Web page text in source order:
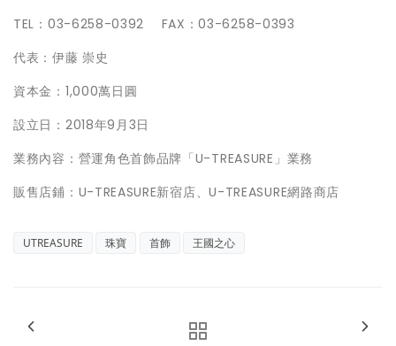
TEL：03-6258-0392 FAX：03-6258-0393
代表：伊藤 崇史
資本金：1,000萬日圓
設立日：2018年9月3日
業務內容：營運角色首飾品牌「U-TREASURE」業務
販售店鋪：U-TREASURE新宿店、U-TREASURE網路商店
UTREASURE 珠寶 首飾 王國之心